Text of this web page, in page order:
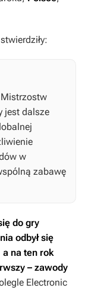
jest dalsze
w
zabawę
do gry
odbył się
a na ten rok
– zawody
Electronic